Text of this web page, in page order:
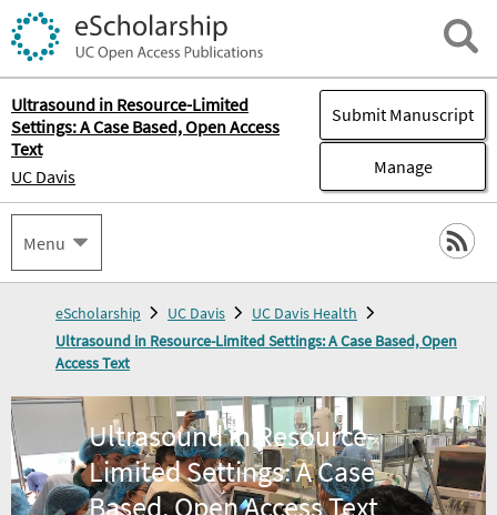
Ultrasound in Resource-Limited
Settings: A Case Based, Open Access
Text
UC Davis
Submit Manuscript
Manage
Menu
eScholarship UC Davis
UC Davis Health
Ultrasound in Resource-Limited Settings: A Case Based, Open
Access Text
Ultrasound in Resource-
Limited Settings: A Case
Based, Open Access Text